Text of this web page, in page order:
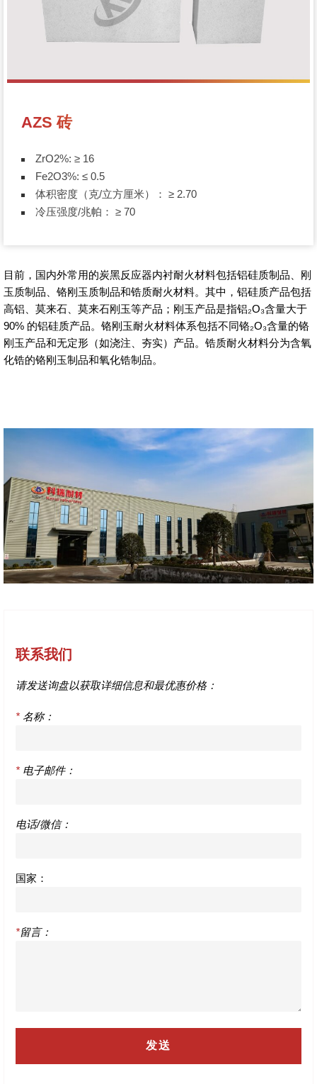
AZS 砖
ZrO2%: ≥ 16
Fe2O3%: ≤ 0.5
体积密度（克/立方厘米）： ≥ 2.70
冷压强度/兆帕： ≥ 70
目前，国内外常用的炭黑反应器内衬耐火材料包括铝硅质制品、刚
玉质制品、铬刚玉质制品和锆质耐火材料。其中，铝硅质产品包括
高铝、莫来石、莫来石刚玉等产品；刚玉产品是指铝₂O₃含量大于
90% 的铝硅质产品。铬刚玉耐火材料体系包括不同铬₂O₃含量的铬
刚玉产品和无定形（如浇注、夯实）产品。锆质耐火材料分为含氧
化锆的铬刚玉制品和氧化锆制品。
联系我们
请发送询盘以获取详细信息和最优惠价格：
* 名称：
* 电子邮件：
电话/微信：
国家：
*留言：